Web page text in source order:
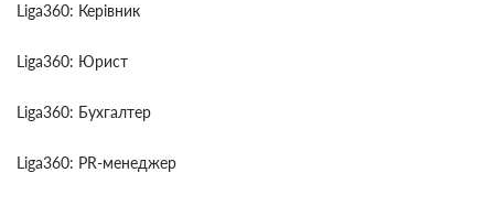
Liga360: Керівник
Liga360: Юрист
Liga360: Бухгалтер
Liga360: PR-менеджер